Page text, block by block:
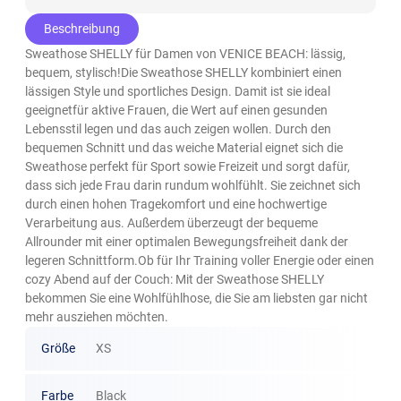
Beschreibung
Sweathose SHELLY für Damen von VENICE BEACH: lässig,
bequem, stylisch!Die Sweathose SHELLY kombiniert einen
lässigen Style und sportliches Design. Damit ist sie ideal
geeignetfür aktive Frauen, die Wert auf einen gesunden
Lebensstil legen und das auch zeigen wollen. Durch den
bequemen Schnitt und das weiche Material eignet sich die
Sweathose perfekt für Sport sowie Freizeit und sorgt dafür,
dass sich jede Frau darin rundum wohlfühlt. Sie zeichnet sich
durch einen hohen Tragekomfort und eine hochwertige
Verarbeitung aus. Außerdem überzeugt der bequeme
Allrounder mit einer optimalen Bewegungsfreiheit dank der
legeren Schnittform.Ob für Ihr Training voller Energie oder einen
cozy Abend auf der Couch: Mit der Sweathose SHELLY
bekommen Sie eine Wohlfühlhose, die Sie am liebsten gar nicht
mehr ausziehen möchten.
Größe XS
Farbe Black